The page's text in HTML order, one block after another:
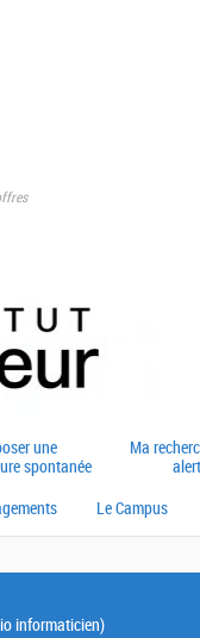
une
spontanée
Ma
Le Campus
informaticien)